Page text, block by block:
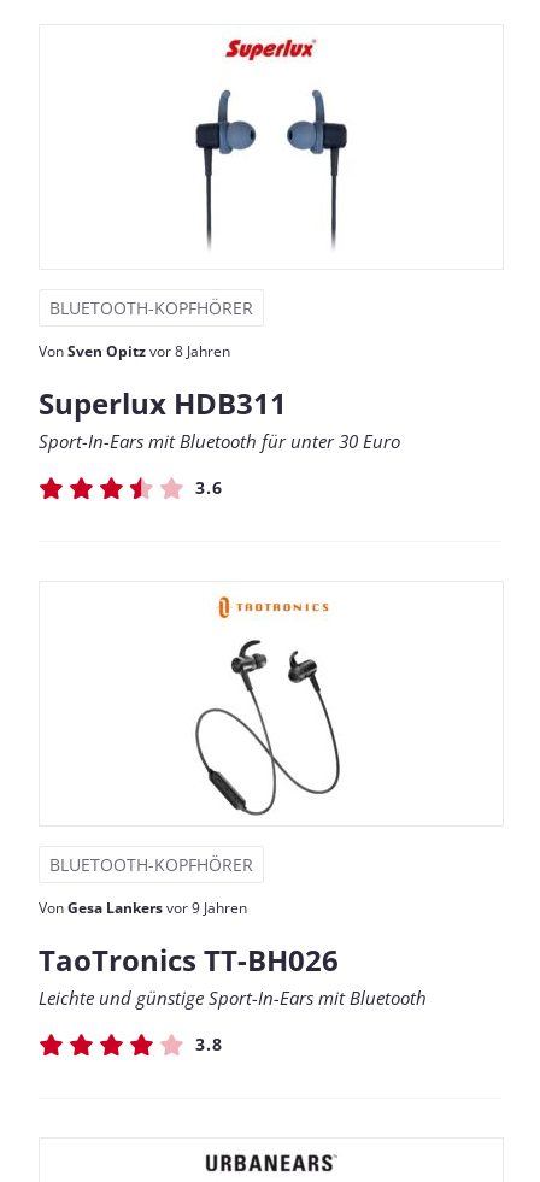
BLUETOOTH-KOPFHÖRER
VonSven Opitzvor 8 Jahren
Superlux HDB311
Sport-In-Ears mit Bluetooth für unter 30 Euro
3.6
BLUETOOTH-KOPFHÖRER
VonGesa Lankersvor 9 Jahren
TaoTronics TT-BH026
Leichte und günstige Sport-In-Ears mit Bluetooth
3.8